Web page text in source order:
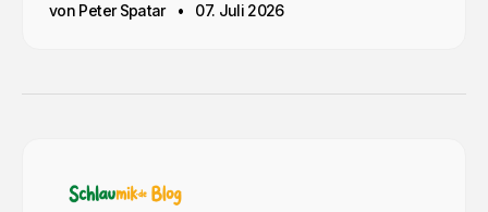
von Peter Spatar 07. Juli 2026